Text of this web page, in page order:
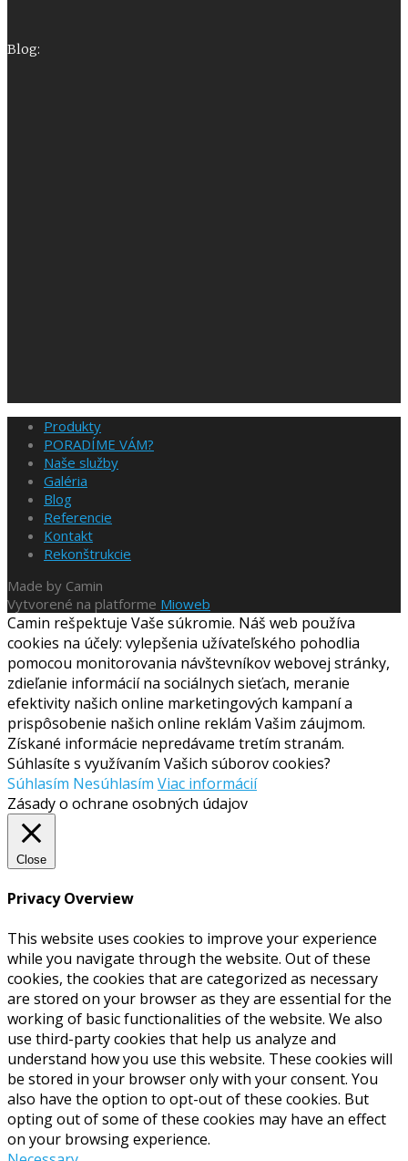
Blog:
Produkty
PORADÍME VÁM?
Naše služby
Galéria
Blog
Referencie
Kontakt
Rekonštrukcie
Made by Camin
Vytvorené na platforme Mioweb
Camin rešpektuje Vaše súkromie. Náš web používa
cookies na účely: vylepšenia užívateľského pohodlia
pomocou monitorovania návštevníkov webovej stránky,
zdieľanie informácií na sociálnych sieťach, meranie
efektivity našich online marketingových kampaní a
prispôsobenie našich online reklám Vašim záujmom.
Získané informácie nepredávame tretím stranám.
Súhlasíte s využívaním Vašich súborov cookies?
Súhlasím Nesúhlasím Viac informácií
Zásady o ochrane osobných údajov
Close
Privacy Overview
This website uses cookies to improve your experience
while you navigate through the website. Out of these
cookies, the cookies that are categorized as necessary
are stored on your browser as they are essential for the
working of basic functionalities of the website. We also
use third-party cookies that help us analyze and
understand how you use this website. These cookies will
be stored in your browser only with your consent. You
also have the option to opt-out of these cookies. But
opting out of some of these cookies may have an effect
on your browsing experience.